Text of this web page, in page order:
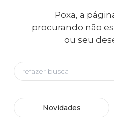
Poxa, a
procurando não
ou seu
Novidades